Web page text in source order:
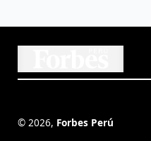
© 2026, Forbes Perú